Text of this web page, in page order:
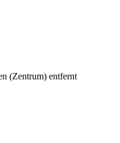
(Zentrum) entfernt